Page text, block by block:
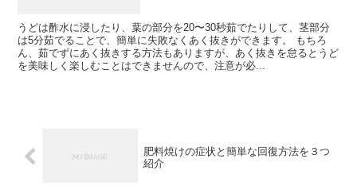
うどは酢水に浸したり、葉の部分を20〜30秒茹でたりして、茎部分
は5分茹でることで、簡単に失敗なくあく抜きができます。 もちろ
ん、茹でずにあく抜きする方法もありますが、あく抜きを怠るとうど
を美味しく楽しむことはできませんので、注意が必...
肥料焼けの症状と簡単な回復方法を３つ
紹介